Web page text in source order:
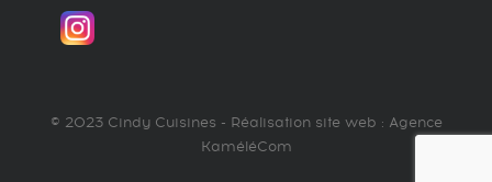
© 2023 Cindy Cuisines - Réalisation site web : Agence
KaméléCom